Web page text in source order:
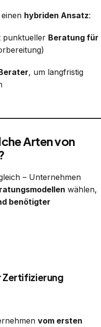
hybriden Ansatz:
punktueller Beratung für
, um langfristig
Arten von
– Unternehmen
wählen,
benötigter
Zertifizierung
vom ersten